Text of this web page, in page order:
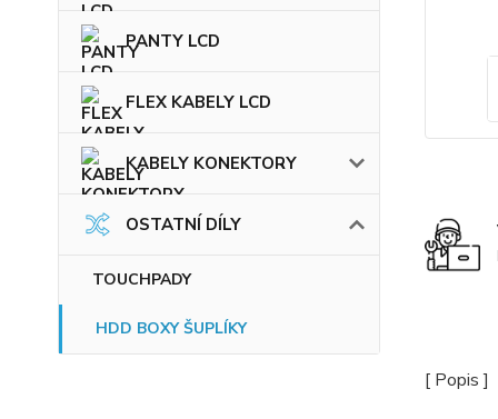
PANTY LCD
FLEX KABELY LCD
KABELY KONEKTORY
OSTATNÍ DÍLY
TOUCHPADY
HDD BOXY ŠUPLÍKY
[ Popis ]